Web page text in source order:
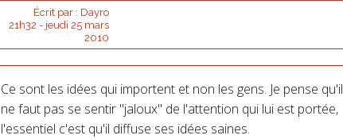
Écrit par : Dayro
21h32 - jeudi 25 mars
2010
Ce sont les idées qui importent et non les gens. Je pense qu'il
ne faut pas se sentir "jaloux" de l'attention qui lui est portée,
l'essentiel c'est qu'il diffuse ses idées saines.